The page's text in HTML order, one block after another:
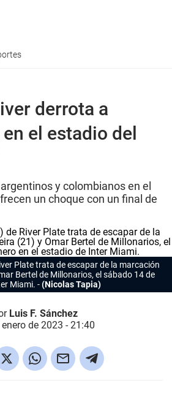
derrota a
el estadio del
y colombianos en el
un choque con un final de
Plate trata de escapar de la marcación
Bertel de Millonarios, el sábado 14 de
Miami.
(Nicolas Tapia)
Luis F. Sánchez
de 2023 - 21:40